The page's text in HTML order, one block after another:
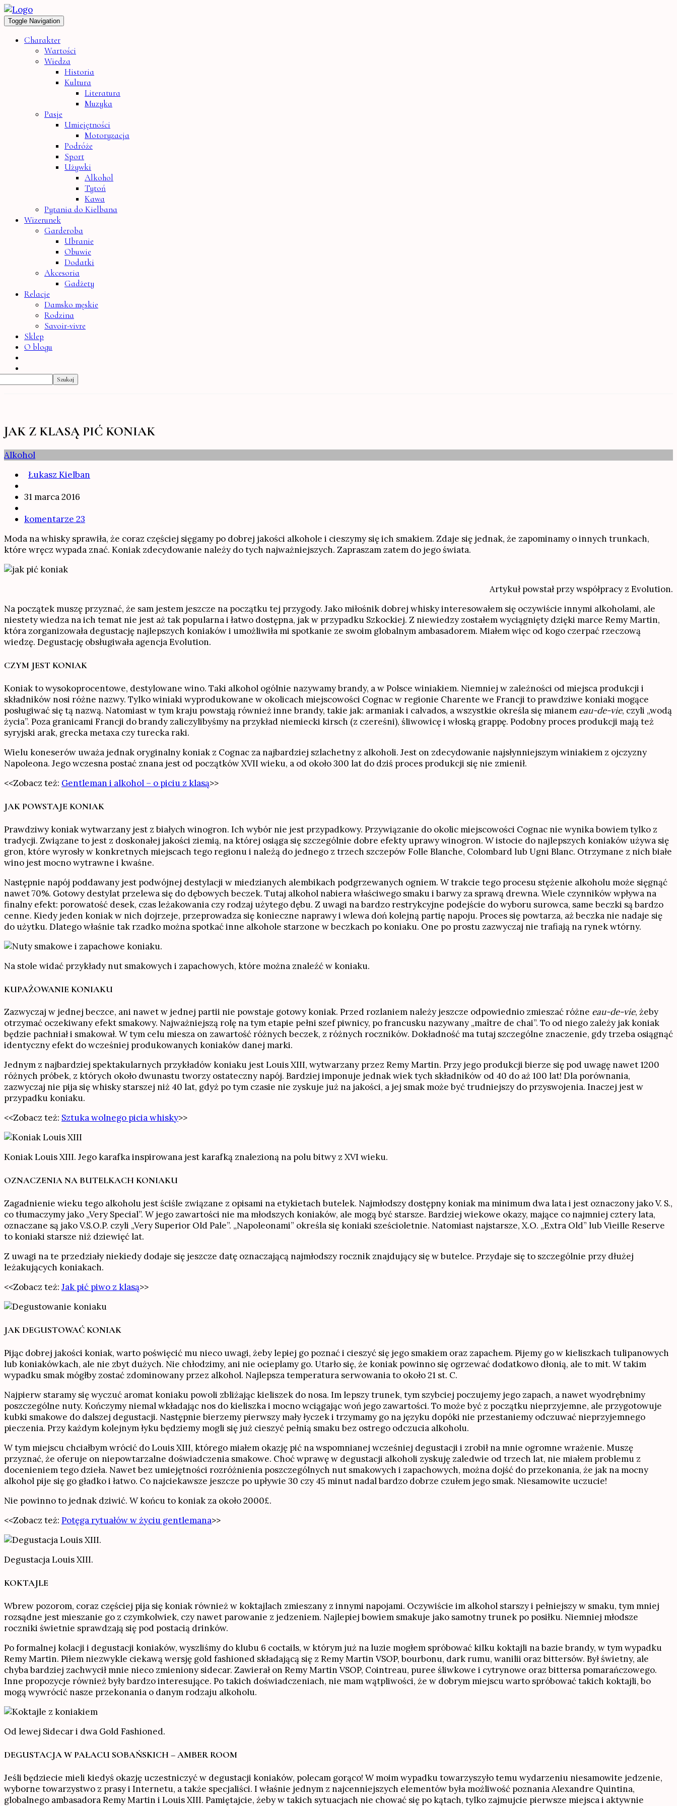
Toggle Navigation
Charakter
Wartości
Wiedza
Historia
Kultura
Literatura
Muzyka
Pasje
Umiejętności
Motoryzacja
Podróże
Sport
Używki
Alkohol
Tytoń
Kawa
Pytania do Kielbana
Wizerunek
Garderoba
Ubranie
Obuwie
Dodatki
Akcesoria
Gadżety
Relacje
Damsko męskie
Rodzina
Savoir-vivre
Sklep
O blogu
JAK Z KLASĄ PIĆ KONIAK
Alkohol
Łukasz Kielban
31 marca 2016
komentarze 23
Moda na whisky sprawiła, że coraz częściej sięgamy po dobrej jakości alkohole i cieszymy się ich smakiem. Zdaje się jednak, że zapominamy o innych trunkach,
które wręcz wypada znać. Koniak zdecydowanie należy do tych najważniejszych. Zapraszam zatem do jego świata.
Artykuł powstał przy współpracy z Evolution.
Na początek muszę przyznać, że sam jestem jeszcze na początku tej przygody. Jako miłośnik dobrej whisky interesowałem się oczywiście innymi alkoholami, ale
niestety wiedza na ich temat nie jest aż tak popularna i łatwo dostępna, jak w przypadku Szkockiej. Z niewiedzy zostałem wyciągnięty dzięki marce Remy Martin,
która zorganizowała degustację najlepszych koniaków i umożliwiła mi spotkanie ze swoim globalnym ambasadorem. Miałem więc od kogo czerpać rzeczową
wiedzę. Degustację obsługiwała agencja Evolution.
CZYM JEST KONIAK
Koniak to wysokoprocentowe, destylowane wino. Taki alkohol ogólnie nazywamy brandy, a w Polsce winiakiem. Niemniej w zależności od miejsca produkcji i
składników nosi różne nazwy. Tylko winiaki wyprodukowane w okolicach miejscowości Cognac w regionie Charente we Francji to prawdziwe koniaki mogące
posługiwać się tą nazwą. Natomiast w tym kraju powstają również inne brandy, takie jak: armaniak i calvados, a wszystkie określa się mianem eau-de-vie, czyli „wodą
życia”. Poza granicami Francji do brandy zaliczylibyśmy na przykład niemiecki kirsch (z czereśni), śliwowicę i włoską grappę. Podobny proces produkcji mają też
syryjski arak, grecka metaxa czy turecka raki.
Wielu koneserów uważa jednak oryginalny koniak z Cognac za najbardziej szlachetny z alkoholi. Jest on zdecydowanie najsłynniejszym winiakiem z ojczyzny
Napoleona. Jego wczesna postać znana jest od początków XVII wieku, a od około 300 lat do dziś proces produkcji się nie zmienił.
<<Zobacz też: Gentleman i alkohol – o piciu z klasą>>
JAK POWSTAJE KONIAK
Prawdziwy koniak wytwarzany jest z białych winogron. Ich wybór nie jest przypadkowy. Przywiązanie do okolic miejscowości Cognac nie wynika bowiem tylko z
tradycji. Związane to jest z doskonałej jakości ziemią, na której osiąga się szczególnie dobre efekty uprawy winogron. W istocie do najlepszych koniaków używa się
gron, które wyrosły w konkretnych miejscach tego regionu i należą do jednego z trzech szczepów Folle Blanche, Colombard lub Ugni Blanc. Otrzymane z nich białe
wino jest mocno wytrawne i kwaśne.
Następnie napój poddawany jest podwójnej destylacji w miedzianych alembikach podgrzewanych ogniem. W trakcie tego procesu stężenie alkoholu może sięgnąć
nawet 70%. Gotowy destylat przelewa się do dębowych beczek. Tutaj alkohol nabiera właściwego smaku i barwy za sprawą drewna. Wiele czynników wpływa na
finalny efekt: porowatość desek, czas leżakowania czy rodzaj użytego dębu. Z uwagi na bardzo restrykcyjne podejście do wyboru surowca, same beczki są bardzo
cenne. Kiedy jeden koniak w nich dojrzeje, przeprowadza się konieczne naprawy i wlewa doń kolejną partię napoju. Proces się powtarza, aż beczka nie nadaje się
do użytku. Dlatego właśnie tak rzadko można spotkać inne alkohole starzone w beczkach po koniaku. One po prostu zazwyczaj nie trafiają na rynek wtórny.
Na stole widać przykłady nut smakowych i zapachowych, które można znaleźć w koniaku.
KUPAŻOWANIE KONIAKU
Zazwyczaj w jednej beczce, ani nawet w jednej partii nie powstaje gotowy koniak. Przed rozlaniem należy jeszcze odpowiednio zmieszać różne eau-de-vie, żeby
otrzymać oczekiwany efekt smakowy. Najważniejszą rolę na tym etapie pełni szef piwnicy, po francusku nazywany „maître de chai”. To od niego zależy jak koniak
będzie pachniał i smakował. W tym celu miesza on zawartość różnych beczek, z różnych roczników. Dokładność ma tutaj szczególne znaczenie, gdy trzeba osiągnąć
identyczny efekt do wcześniej produkowanych koniaków danej marki.
Jednym z najbardziej spektakularnych przykładów koniaku jest Louis XIII, wytwarzany przez Remy Martin. Przy jego produkcji bierze się pod uwagę nawet 1200
różnych próbek, z których około dwunastu tworzy ostateczny napój. Bardziej imponuje jednak wiek tych składników od 40 do aż 100 lat! Dla porównania,
zazwyczaj nie pija się whisky starszej niż 40 lat, gdyż po tym czasie nie zyskuje już na jakości, a jej smak może być trudniejszy do przyswojenia. Inaczej jest w
przypadku koniaku.
<<Zobacz też: Sztuka wolnego picia whisky>>
Koniak Louis XIII. Jego karafka inspirowana jest karafką znalezioną na polu bitwy z XVI wieku.
OZNACZENIA NA BUTELKACH KONIAKU
Zagadnienie wieku tego alkoholu jest ściśle związane z opisami na etykietach butelek. Najmłodszy dostępny koniak ma minimum dwa lata i jest oznaczony jako V. S.,
co tłumaczymy jako „Very Special”. W jego zawartości nie ma młodszych koniaków, ale mogą być starsze. Bardziej wiekowe okazy, mające co najmniej cztery lata,
oznaczane są jako V.S.O.P. czyli „Very Superior Old Pale”. „Napoleonami” określa się koniaki sześcioletnie. Natomiast najstarsze, X.O. „Extra Old” lub Vieille Reserve
to koniaki starsze niż dziewięć lat.
Z uwagi na te przedziały niekiedy dodaje się jeszcze datę oznaczającą najmłodszy rocznik znajdujący się w butelce. Przydaje się to szczególnie przy dłużej
leżakujących koniakach.
<<Zobacz też: Jak pić piwo z klasą>>
JAK DEGUSTOWAĆ KONIAK
Pijąc dobrej jakości koniak, warto poświęcić mu nieco uwagi, żeby lepiej go poznać i cieszyć się jego smakiem oraz zapachem. Pijemy go w kieliszkach tulipanowych
lub koniakówkach, ale nie zbyt dużych. Nie chłodzimy, ani nie ocieplamy go. Utarło się, że koniak powinno się ogrzewać dodatkowo dłonią, ale to mit. W takim
wypadku smak mógłby zostać zdominowany przez alkohol. Najlepsza temperatura serwowania to około 21 st. C.
Najpierw staramy się wyczuć aromat koniaku powoli zbliżając kieliszek do nosa. Im lepszy trunek, tym szybciej poczujemy jego zapach, a nawet wyodrębnimy
poszczególne nuty. Kończymy niemal wkładając nos do kieliszka i mocno wciągając woń jego zawartości. To może być z początku nieprzyjemne, ale przygotowuje
kubki smakowe do dalszej degustacji. Następnie bierzemy pierwszy mały łyczek i trzymamy go na języku dopóki nie przestaniemy odczuwać nieprzyjemnego
pieczenia. Przy każdym kolejnym łyku będziemy mogli się już cieszyć pełnią smaku bez ostrego odczucia alkoholu.
W tym miejscu chciałbym wrócić do Louis XIII, którego miałem okazję pić na wspomnianej wcześniej degustacji i zrobił na mnie ogromne wrażenie. Muszę
przyznać, że oferuje on niepowtarzalne doświadczenia smakowe. Choć wprawę w degustacji alkoholi zyskuję zaledwie od trzech lat, nie miałem problemu z
docenieniem tego dzieła. Nawet bez umiejętności rozróżnienia poszczególnych nut smakowych i zapachowych, można dojść do przekonania, że jak na mocny
alkohol pije się go gładko i łatwo. Co najciekawsze jeszcze po upływie 30 czy 45 minut nadal bardzo dobrze czułem jego smak. Niesamowite uczucie!
Nie powinno to jednak dziwić. W końcu to koniak za około 2000£.
<<Zobacz też: Potęga rytuałów w życiu gentlemana>>
Degustacja Louis XIII.
KOKTAJLE
Wbrew pozorom, coraz częściej pija się koniak również w koktajlach zmieszany z innymi napojami. Oczywiście im alkohol starszy i pełniejszy w smaku, tym mniej
rozsądne jest mieszanie go z czymkolwiek, czy nawet parowanie z jedzeniem. Najlepiej bowiem smakuje jako samotny trunek po posiłku. Niemniej młodsze
roczniki świetnie sprawdzają się pod postacią drinków.
Po formalnej kolacji i degustacji koniaków, wyszliśmy do klubu 6 coctails, w którym już na luzie mogłem spróbować kilku koktajli na bazie brandy, w tym wypadku
Remy Martin. Piłem niezwykle ciekawą wersję gold fashioned składającą się z Remy Martin VSOP, bourbonu, dark rumu, wanilii oraz bittersów. Był świetny, ale
chyba bardziej zachwycił mnie nieco zmieniony sidecar. Zawierał on Remy Martin VSOP, Cointreau, puree śliwkowe i cytrynowe oraz bittersa pomarańczowego.
Inne propozycje również były bardzo interesujące. Po takich doświadczeniach, nie mam wątpliwości, że w dobrym miejscu warto spróbować takich koktajli, bo
mogą wywrócić nasze przekonania o danym rodzaju alkoholu.
Od lewej Sidecar i dwa Gold Fashioned.
DEGUSTACJA W PAŁACU SOBAŃSKICH – AMBER ROOM
Jeśli będziecie mieli kiedyś okazję uczestniczyć w degustacji koniaków, polecam gorąco! W moim wypadku towarzyszyło temu wydarzeniu niesamowite jedzenie,
wyborne towarzystwo z prasy i Internetu, a także specjaliści. I właśnie jednym z najcenniejszych elementów była możliwość poznania Alexandre Quintina,
globalnego ambasadora Remy Martin i Louis XIII. Pamiętajcie, żeby w takich sytuacjach nie chować się po kątach, tylko zajmujcie pierwsze miejsca i aktywnie